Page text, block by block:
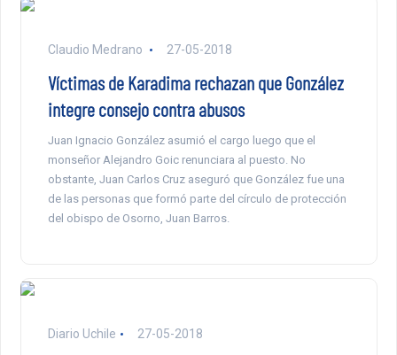
Claudio Medrano 27-05-2018
Víctimas de Karadima rechazan que González
integre consejo contra abusos
Juan Ignacio González asumió el cargo luego que el
monseñor Alejandro Goic renunciara al puesto. No
obstante, Juan Carlos Cruz aseguró que González fue una
de las personas que formó parte del círculo de protección
del obispo de Osorno, Juan Barros.
Diario Uchile 27-05-2018